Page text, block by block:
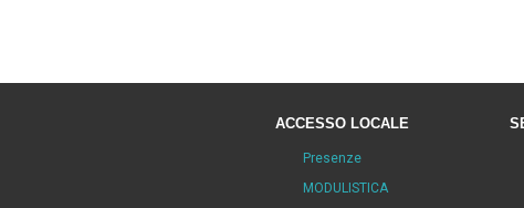
ACCESSO LOCALE
Presenze
MODULISTICA